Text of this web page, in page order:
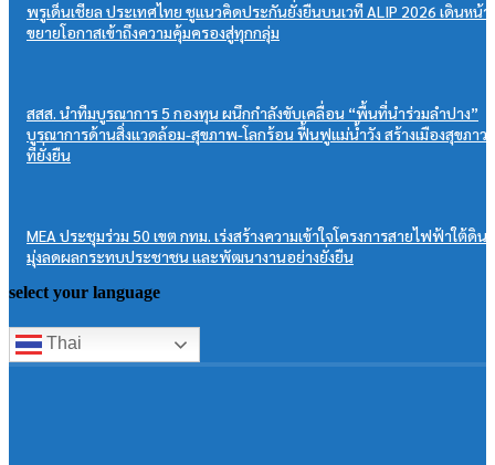
พรูเด็นเชียล ประเทศไทย ชูแนวคิดประกันยั่งยืนบนเวที ALIP 2026 เดินหน้า
ขยายโอกาสเข้าถึงความคุ้มครองสู่ทุกกลุ่ม
สสส. นำทีมบูรณาการ 5 กองทุน ผนึกกำลังขับเคลื่อน “พื้นที่นำร่วมลำปาง”
บูรณาการด้านสิ่งแวดล้อม-สุขภาพ-โลกร้อน ฟื้นฟูแม่น้ำวัง สร้างเมืองสุขภาวะ
ที่ยั่งยืน
MEA ประชุมร่วม 50 เขต กทม. เร่งสร้างความเข้าใจโครงการสายไฟฟ้าใต้ดิน
มุ่งลดผลกระทบประชาชน และพัฒนางานอย่างยั่งยืน
select your language
Thai